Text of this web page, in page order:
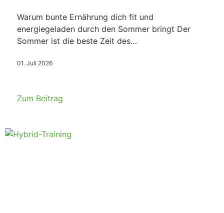
Warum bunte Ernährung dich fit und
energiegeladen durch den Sommer bringt Der
Sommer ist die beste Zeit des…
01. Juli 2026
Zum Beitrag